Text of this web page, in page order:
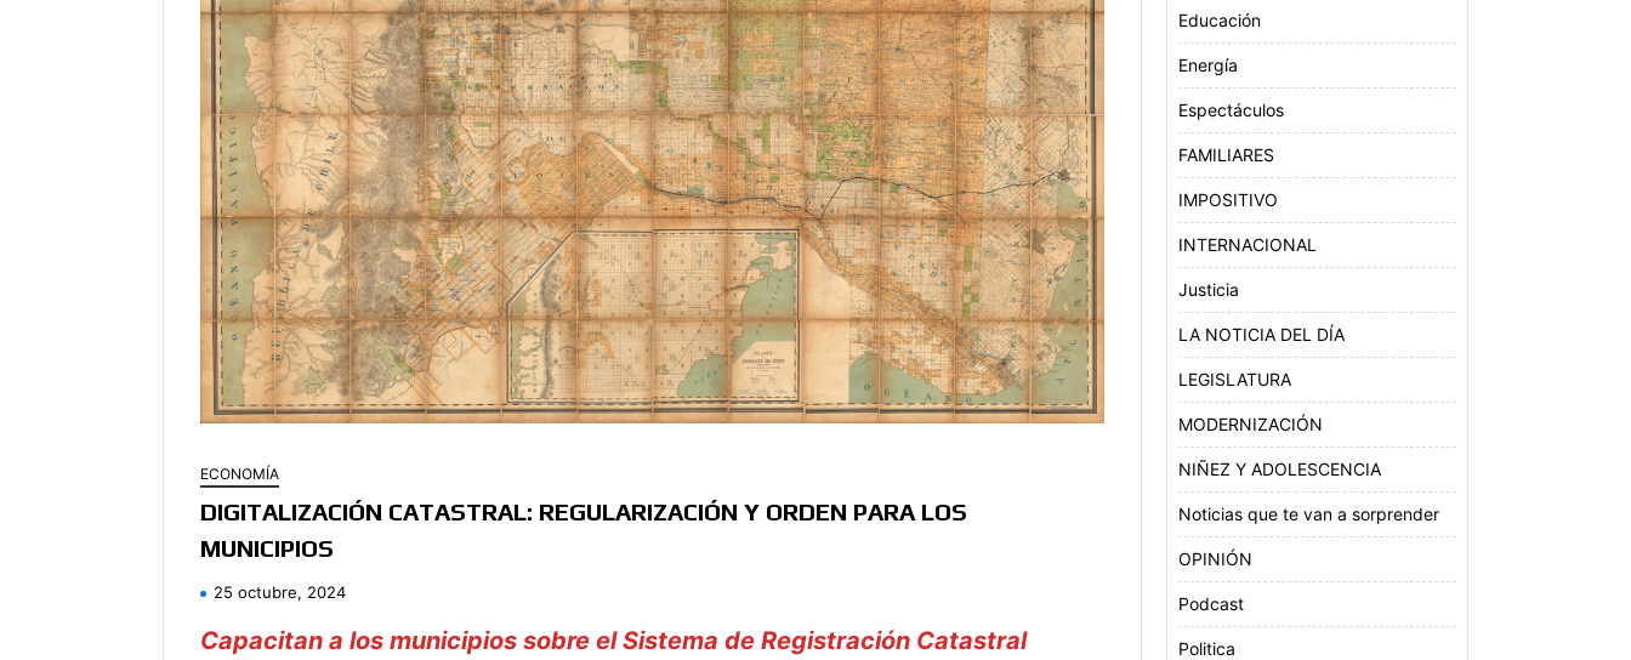
ECONOMÍA
DIGITALIZACIÓN CATASTRAL: REGULARIZACIÓN Y ORDEN PARA LOS
MUNICIPIOS
25 octubre, 2024
Capacitan a los municipios sobre el Sistema de Registración Catastral
Educación
Energía
Espectáculos
FAMILIARES
IMPOSITIVO
INTERNACIONAL
Justicia
LA NOTICIA DEL DÍA
LEGISLATURA
MODERNIZACIÓN
NIÑEZ Y ADOLESCENCIA
Noticias que te van a sorprender
OPINIÓN
Podcast
Politica